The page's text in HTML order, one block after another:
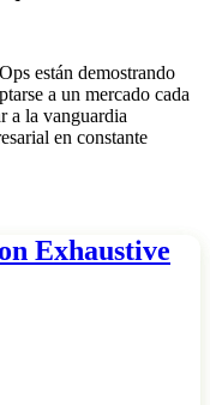
están demostrando
a un mercado cada
a la vanguardia
en constante
Exhaustive